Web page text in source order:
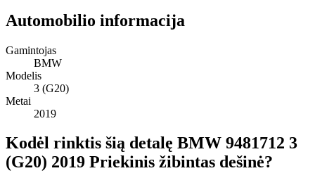
Automobilio informacija
Gamintojas
BMW
Modelis
3 (G20)
Metai
2019
Kodėl rinktis šią detalę BMW 9481712 3
(G20) 2019 Priekinis žibintas dešinė?